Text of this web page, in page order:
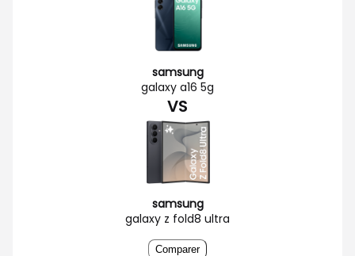
samsung
galaxy a16 5g
VS
samsung
galaxy z fold8 ultra
Comparer